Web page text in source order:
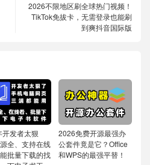
2026不限地区刷全球热门视频！
TikTok免拔卡，无需登录也能刷
到爽抖音国际版
发者太狠
全、支持在线
批量下载的找
2026免费开源最强办
公套件竟是它？Office
和WPS的最强平替！